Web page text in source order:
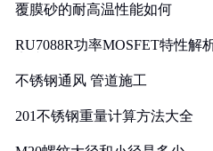
覆膜砂的耐高温性能如何
RU7088R功率MOSFET特性解
不锈钢通风 管道施工
201不锈钢重量计算方法大全